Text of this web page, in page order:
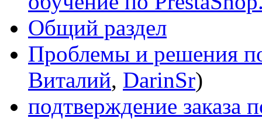
Общий раздел
Проблемы и решения
Виталий, DarinSr)
подтверждение заказа